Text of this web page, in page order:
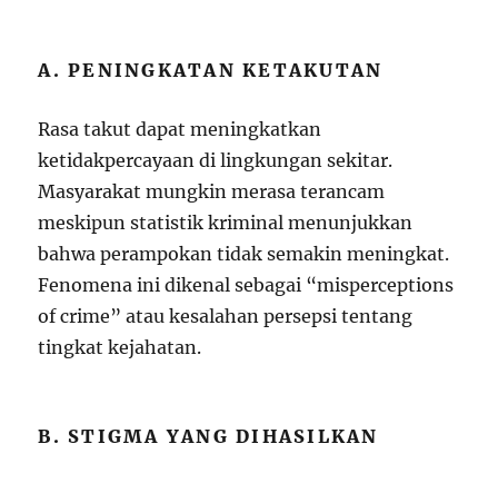
A. PENINGKATAN KETAKUTAN
Rasa takut dapat meningkatkan
ketidakpercayaan di lingkungan sekitar.
Masyarakat mungkin merasa terancam
meskipun statistik kriminal menunjukkan
bahwa perampokan tidak semakin meningkat.
Fenomena ini dikenal sebagai “misperceptions
of crime” atau kesalahan persepsi tentang
tingkat kejahatan.
B. STIGMA YANG DIHASILKAN